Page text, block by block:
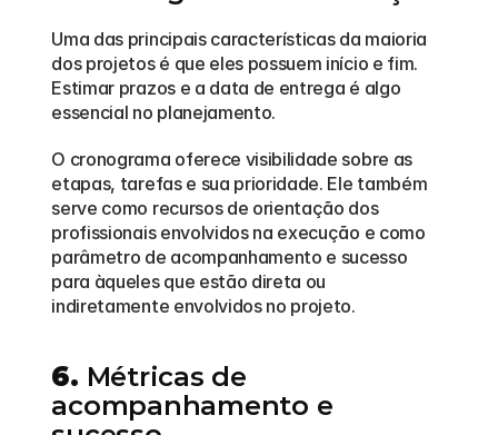
Uma das principais características da maioria
dos projetos é que eles possuem início e fim.
Estimar prazos e a data de entrega é algo
essencial no planejamento.
O cronograma oferece visibilidade sobre as
etapas, tarefas e sua prioridade. Ele também
serve como recursos de orientação dos
profissionais envolvidos na execução e como
parâmetro de acompanhamento e sucesso
para àqueles que estão direta ou
indiretamente envolvidos no projeto.
6. Métricas de
acompanhamento e